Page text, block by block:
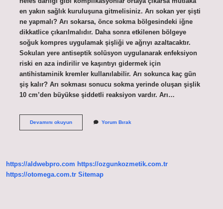
en yakın sağlık kuruluşuna gitmelisiniz. Arı sokan yer şişti
ne yapmalı? Arı sokarsa, önce sokma bölgesindeki iğne
dikkatlice çıkarılmalıdır. Daha sonra etkilenen bölgeye
soğuk kompres uygulamak şişliği ve ağrıyı azaltacaktır.
Sokulan yere antiseptik solüsyon uygulanarak enfeksiyon
riski en aza indirilir ve kaşıntıyı gidermek için
antihistaminik kremler kullanılabilir. Arı sokunca kaç gün
şiş kalır? Arı sokması sonucu sokma yerinde oluşan şişlik
10 cm’den büyükse şiddetli reaksiyon vardır. Arı…
Devamını okuyunArı
Yorum Bırak
https://aldwebpro.com https://ozgunkozmetik.com.tr
https://otomega.com.tr Sitemap